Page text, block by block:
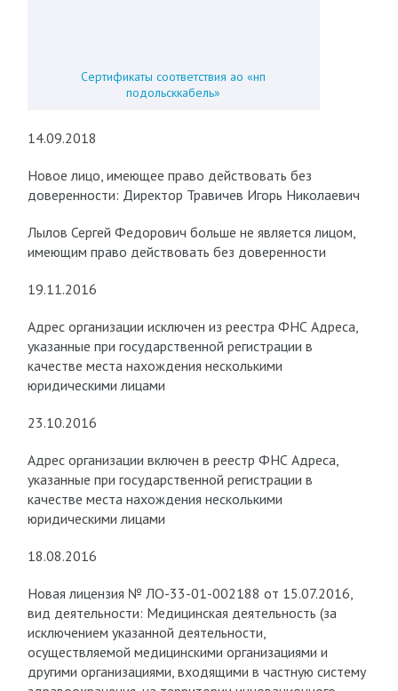
Сертификаты соответствия ао «нп
подольсккабель»
14.09.2018
Новое лицо, имеющее право действовать без
доверенности: Директор Травичев Игорь Николаевич
Лылов Сергей Федорович больше не является лицом,
имеющим право действовать без доверенности
19.11.2016
Адрес организации исключен из реестра ФНС Адреса,
указанные при государственной регистрации в
качестве места нахождения несколькими
юридическими лицами
23.10.2016
Адрес организации включен в реестр ФНС Адреса,
указанные при государственной регистрации в
качестве места нахождения несколькими
юридическими лицами
18.08.2016
Новая лицензия № ЛО-33-01-002188 от 15.07.2016,
вид деятельности: Медицинская деятельность (за
исключением указанной деятельности,
осуществляемой медицинскими организациями и
другими организациями, входящими в частную систему